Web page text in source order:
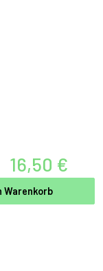
16,50 €
Warenkorb